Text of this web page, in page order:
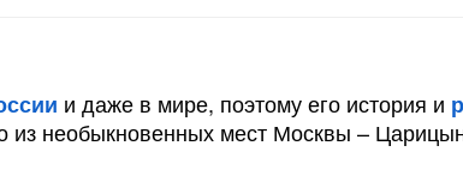
и даже в мире, поэтому его история и
необыкновенных мест Москвы –